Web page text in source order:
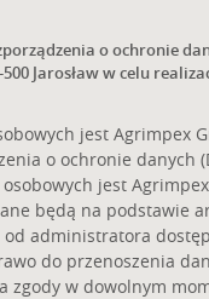
o ochronie
Jarosław w celu
jest Agrimpex
o ochronie danych
jest
będą na podstawie
od administratora
do przenoszenia
zgody w dowolnym